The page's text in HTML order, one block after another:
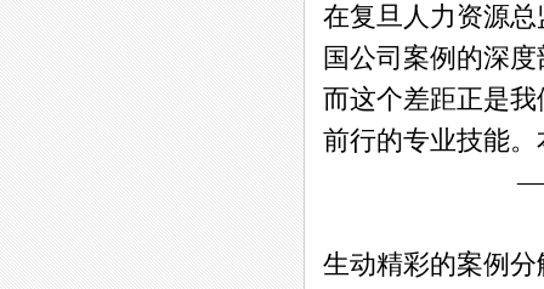
在复旦人力资源
国公司案例的深
而这个差距正是
前行的专业技能
——江苏新民
生动精彩的案例